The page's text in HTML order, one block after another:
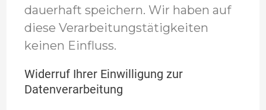
dauerhaft speichern. Wir haben auf
diese Verarbeitungstätigkeiten
keinen Einfluss.
Widerruf Ihrer Einwilligung zur
Datenverarbeitung